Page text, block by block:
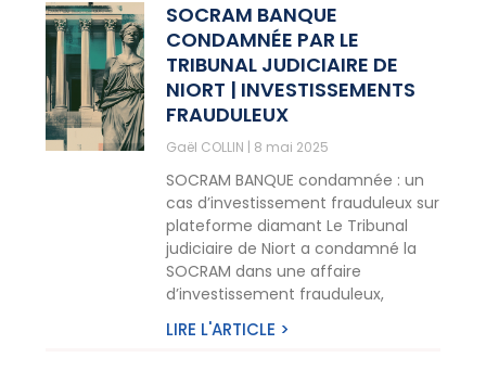
SOCRAM BANQUE
CONDAMNÉE PAR LE
TRIBUNAL JUDICIAIRE DE
NIORT | INVESTISSEMENTS
FRAUDULEUX
Gaël COLLIN 8 mai 2025
SOCRAM BANQUE condamnée : un
cas d’investissement frauduleux sur
plateforme diamant Le Tribunal
judiciaire de Niort a condamné la
SOCRAM dans une affaire
d’investissement frauduleux,
LIRE L'ARTICLE >